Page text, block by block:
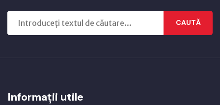
CAUTĂ
Informații utile